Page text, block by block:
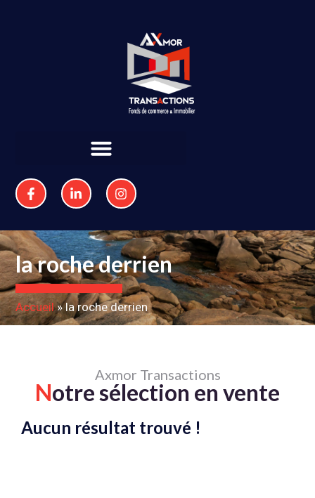
la roche derrien
Accueil»la roche derrien
Axmor Transactions
Notre sélection en vente
Aucun résultat trouvé !